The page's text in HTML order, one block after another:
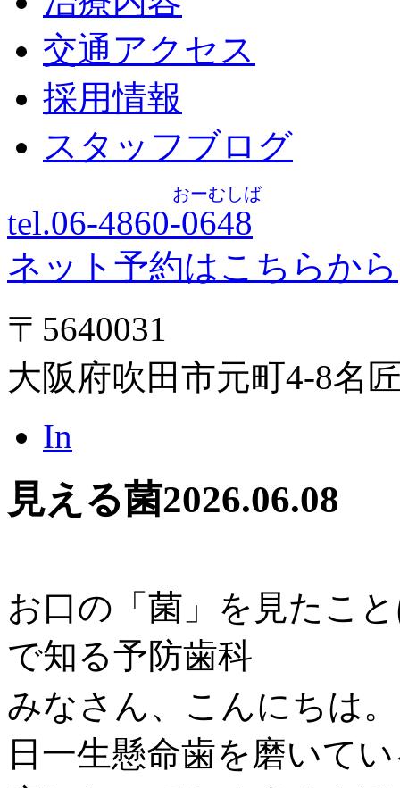
交通アクセス
採用情報
スタッフブログ
tel.06-4860-0648
おーむしば
ネット予約はこちらから
〒5640031
大阪府吹田市元町4-8名
In
見える菌2026.06.08
お口の「菌」を見たこ
で知る予防歯科
みなさん、こんにちは
日一生懸命歯を磨いて